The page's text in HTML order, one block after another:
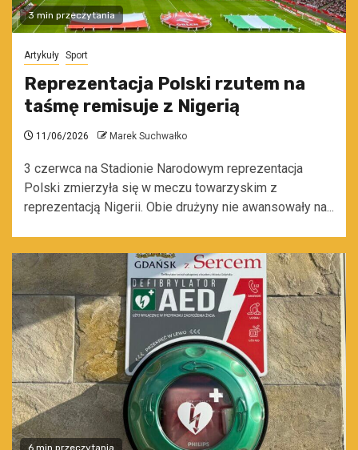
3 min przeczytania
Artykuły Sport
Reprezentacja Polski rzutem na
taśmę remisuje z Nigerią
11/06/2026 Marek Suchwałko
3 czerwca na Stadionie Narodowym reprezentacja
Polski zmierzyła się w meczu towarzyskim z
reprezentacją Nigerii. Obie drużyny nie awansowały na...